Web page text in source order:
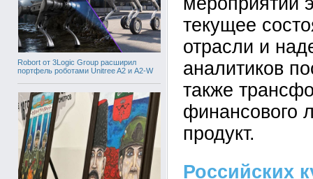
Robort от 3Logic Group расширил
портфель роботами Unitree A2 и A2-W
текущее
отрасли и
аналитиков
также
финансового
продукт.
Российских